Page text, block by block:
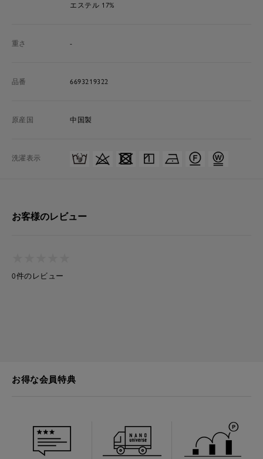
エステル 17%
重さ -
品番 6693219322
原産国 中国製
洗濯表示
お客様のレビュー
0件のレビュー
お得な会員特典